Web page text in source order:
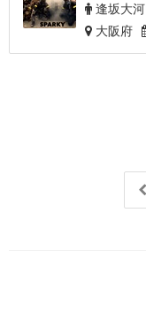
逢坂大河
大阪府